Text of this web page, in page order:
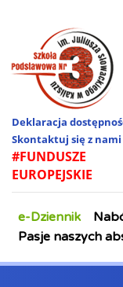
Deklaracja
Skontaktuj się z nami
#FUNDUSZE
EUROPEJSKIE
e-Dziennik
Pasje naszych